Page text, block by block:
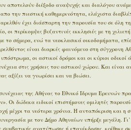
αποτελούν διέξοδο αναψυχής και διαλόγου
απο την πιεστική καθημερινότητα, ελάχιστα
έχει διάσπαρτη την παρουσία του σε όλη
οι περίκομψες βυζαντινές εκκλησιές με τη
το σήμερα, ενώ τα νεοκλασικά οικοδομήματα,
είναι διαρκές φαινόμενο στη σύγχρονη
οι αστικοί δρόμοι και οι κύριοι οδικοί
στις χρήσεις του αστικού χώρου. Και
αξίζει να γνωρίσει και να βιώσει.
της Αθήνας το Εθνικό Ίδρυμα Ερευνών
Οι δώδεκα ειδικοί επιστήμονες ομιλητές
μέχρι τα νεότερα χρόνια. Η ανταπόκριση και η
με τον Δήμο Αθηναίων υπήρξε μεγάλη.
ανατύπωσης ή επανέκδοσης, κρίθηκε